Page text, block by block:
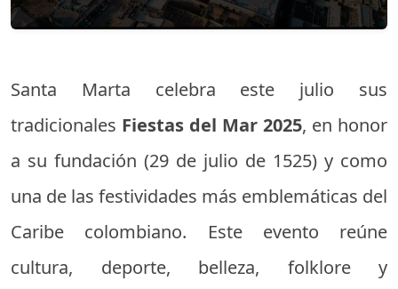
Santa Marta celebra este julio sus
tradicionales Fiestas del Mar 2025, en honor
a su fundación (29 de julio de 1525) y como
una de las festividades más emblemáticas del
Caribe colombiano. Este evento reúne
cultura, deporte, belleza, folklore y